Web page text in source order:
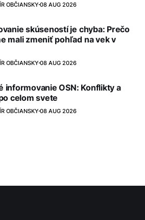
OBČIANSKY 08 AUG 2026
skúseností je chyba: Prečo
mali zmeniť pohľad na vek v
OBČIANSKY 08 AUG 2026
informovanie OSN: Konflikty a
celom svete
OBČIANSKY 08 AUG 2026